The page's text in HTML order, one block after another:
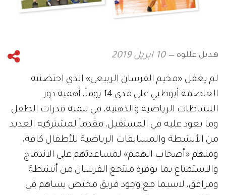
هديل عللوه 10 ابريل 2019
لم يغفل «مخيم الفرسان الربيعي» الذي احتضنته
العاصمة أبوظبي على مدى 14 يوماً، أهمية دور
النشاطات الرياضية والذهنية، في تنمية قدرات الطفل
وما يعود عليه في المستقبل، مقدماً لمشتركيه العديد
من الأنشطة والمسابقات الرياضية للأطفال كافة،
ومنهم «أصحاب الهمم» لمساعدتهم على الاندماج
والاستمتاع بما يوفره منتجع الفرسان من أنشطة
ومرافق، لاسيما مع وجود فريق مختص يساهم في